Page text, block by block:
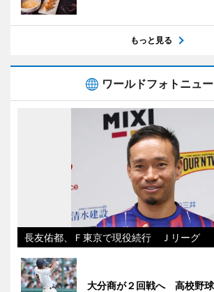
もっと見る
ワールドフォトニュ
長友佑都、Ｆ東京で現役続行 Ｊリーグ
大分商が２回戦へ 高校野球